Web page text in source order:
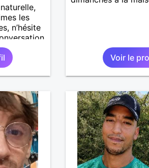
les
n’hésite
d’une
Voir le